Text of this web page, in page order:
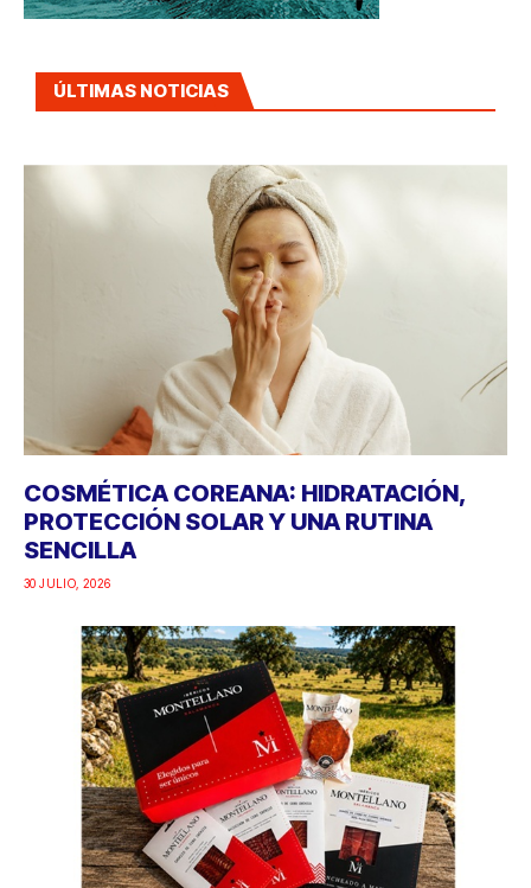
ÚLTIMAS NOTICIAS
COSMÉTICA COREANA: HIDRATACIÓN,
PROTECCIÓN SOLAR Y UNA RUTINA
SENCILLA
30 JULIO, 2026